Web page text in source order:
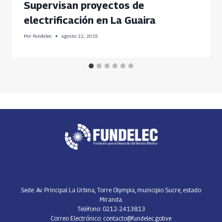
Supervisan proyectos de
electrificación en La Guaira
Por Fundelec agosto 22, 2025
Sede: Av. Principal La Urbina, Torre Olympia, municipio Sucre, estado
Miranda.
Teléfono: 0212-2413813
Correo Electrónico: contacto@fundelec.gob.ve